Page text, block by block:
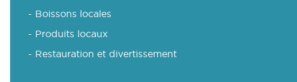
- Boissons locales
- Produits locaux
- Restauration et divertissement